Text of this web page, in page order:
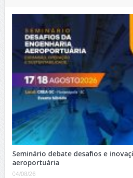
Seminário debate desafios e
aeroportuária
04/08/26